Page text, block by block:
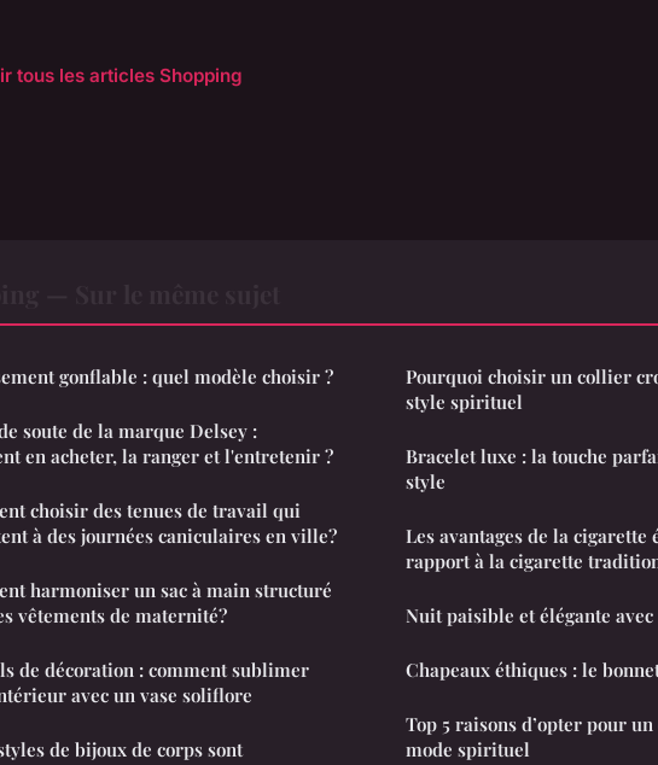
tous les articles Shopping
gonflable : quel modèle choisir ?
soute de la marque Delsey :
en acheter, la ranger et l'entretenir ?
choisir des tenues de travail qui
à des journées caniculaires en ville?
harmoniser un sac à main structuré
vêtements de maternité?
de décoration : comment sublimer
avec un vase soliflore
de bijoux de corps sont
Pourquoi choisir un collier
style spirituel
Bracelet luxe : la touche
style
Les avantages de la
rapport à la cigarette
Nuit paisible et élégante
Chapeaux éthiques : le
Top 5 raisons d’opter pour
mode spirituel